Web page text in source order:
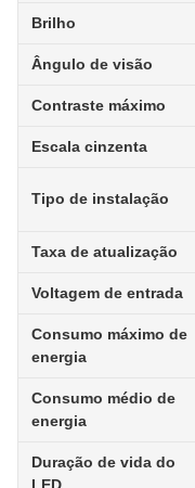
Brilho
Ângulo de visão
Contraste máximo
Escala cinzenta
Tipo de instalação
Taxa de atualização
Voltagem de entrada
Consumo máximo de
energia
Consumo médio de
energia
Duração de vida do